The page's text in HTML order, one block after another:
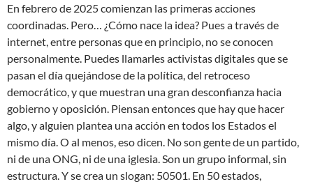
En febrero de 2025 comienzan las primeras acciones
coordinadas. Pero… ¿Cómo nace la idea? Pues a través de
internet, entre personas que en principio, no se conocen
personalmente. Puedes llamarles activistas digitales que se
pasan el día quejándose de la política, del retroceso
democrático, y que muestran una gran desconfianza hacia
gobierno y oposición. Piensan entonces que hay que hacer
algo, y alguien plantea una acción en todos los Estados el
mismo día. O al menos, eso dicen. No son gente de un partido,
ni de una ONG, ni de una iglesia. Son un grupo informal, sin
estructura. Y se crea un slogan: 50501. En 50 estados,